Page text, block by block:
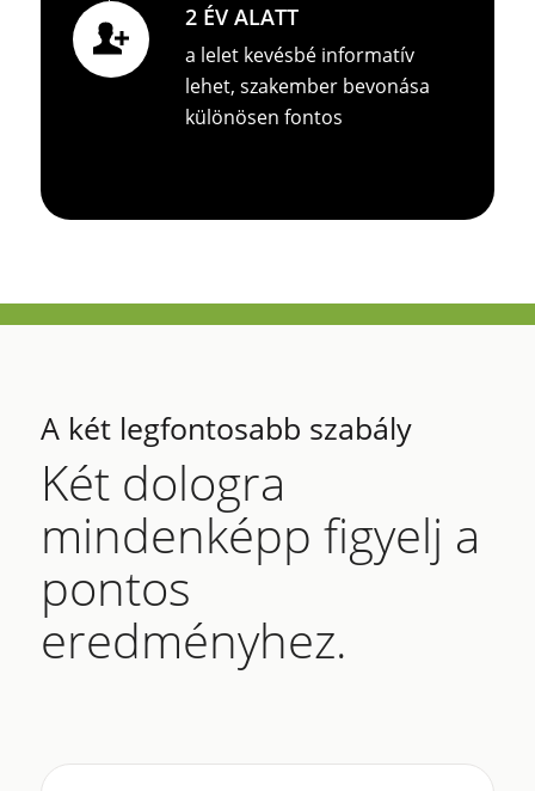
2 ÉV ALATT
a lelet kevésbé informatív
lehet, szakember bevonása
különösen fontos
A két legfontosabb szabály
Két dologra
mindenképp figyelj a
pontos
eredményhez.